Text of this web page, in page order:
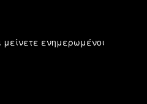
ενημερωμένοι